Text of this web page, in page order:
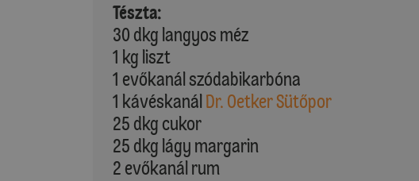
Tészta:
30 dkg langyos méz
1 kg liszt
1 evőkanál szódabikarbóna
1 kávéskanálDr. Oetker Sütőpor
25 dkg cukor
25 dkg lágy margarin
2 evőkanál rum